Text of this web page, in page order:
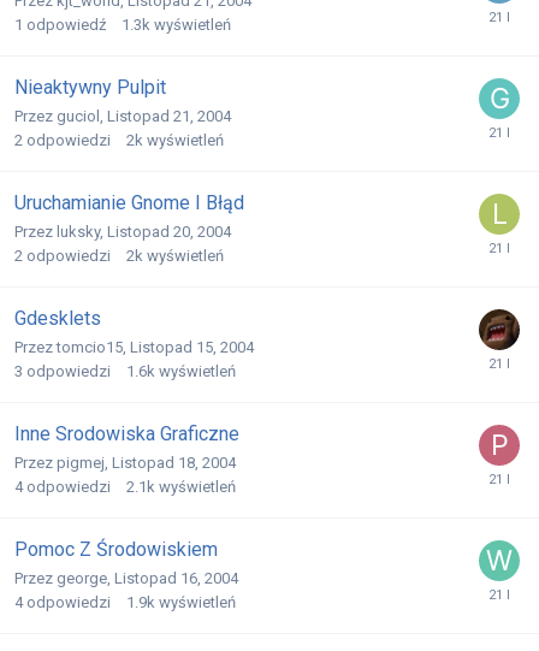
1 odpowiedź 1.3k wyświetleń
Nieaktywny Pulpit
Przez guciol Listopad 21, 2004
2 odpowiedzi 2k wyświetleń
Uruchamianie Gnome I Błąd
Przez luksky, Listopad 20, 2004
2 odpowiedzi 2k wyświetleń
Gdesklets
Przeztomcio15 Listopad 15, 2004
3 odpowiedzi 1.6k wyświetleń
Inne Srodowiska Graficzne
Przez pigmej Listopad 18, 2004
4 odpowiedzi 2.1k wyświetleń
Pomoc Z Środowiskiem
Przez george Listopad 16, 2004
4 odpowiedzi 1.9k wyświetleń